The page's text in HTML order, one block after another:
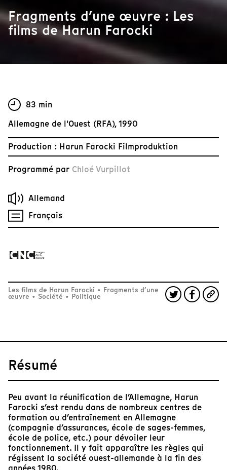
Fragments d’une œuvre : Les
films de Harun Farocki
83 min
Allemagne de l'Ouest (RFA), 1990
Production : Harun Farocki Filmproduktion
Programmé par Chloé Vurpillot
Allemand
Français
Les films de Harun Farocki • Fragments d’une
œuvre • Société • Politique
Résumé
Peu avant la réunification de l’Allemagne, Harun
Farocki s’est rendu dans de nombreux centres de
formation ou d’entraînement en Allemagne
(compagnie d’assurances, école de sages-femmes,
école de police, etc.) pour dévoiler leur
fonctionnement. Il y fait apparaître les règles qui
régissent la société ouest-allemande à la fin des